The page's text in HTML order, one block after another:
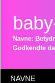
Navne:
Godkendte
NAVNE